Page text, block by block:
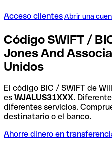
Acceso clientesAbrir una
Código SWIFT /
Jones And
Unidos
El código BIC / SWIFT de
es WJALUS31XXX.
diferentes servicios.
destinatario o el banco.
Ahorre dinero en